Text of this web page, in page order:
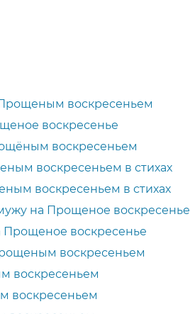
воскресеньем
воскресенье
воскресеньем
воскресеньем в стихах
воскресеньем в стихах
на Прощеное воскресенье
воскресенье
воскресеньем
воскресеньем
воскресеньем